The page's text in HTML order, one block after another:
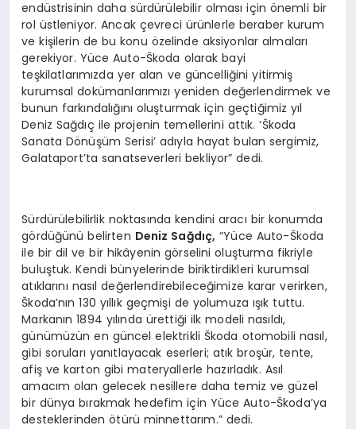
endüstrisinin daha sürdürülebilir olması için önemli bir
rol üstleniyor. Ancak çevreci ürünlerle beraber kurum
ve kişilerin de bu konu özelinde aksiyonlar almaları
gerekiyor. Yüce Auto-Škoda olarak bayi
teşkilatlarımızda yer alan ve güncelliğini yitirmiş
kurumsal dokümanlarımızı yeniden değerlendirmek ve
bunun farkındalığını oluşturmak için geçtiğimiz yıl
Deniz Sağdıç ile projenin temellerini attık. ‘Škoda
Sanata Dönüşüm Serisi’ adıyla hayat bulan sergimiz,
Galataport’ta sanatseverleri bekliyor” dedi.
Sürdürülebilirlik noktasında kendini aracı bir konumda
gördüğünü belirten Deniz Sağdıç, “Yüce Auto-Škoda
ile bir dil ve bir hikâyenin görselini oluşturma fikriyle
buluştuk. Kendi bünyelerinde biriktirdikleri kurumsal
atıklarını nasıl değerlendirebileceğimize karar verirken,
Škoda’nın 130 yıllık geçmişi de yolumuza ışık tuttu.
Markanın 1894 yılında ürettiği ilk modeli nasıldı,
günümüzün en güncel elektrikli Škoda otomobili nasıl,
gibi soruları yanıtlayacak eserleri; atık broşür, tente,
afiş ve karton gibi materyallerle hazırladık. Asıl
amacım olan gelecek nesillere daha temiz ve güzel
bir dünya bırakmak hedefim için Yüce Auto-Škoda’ya
desteklerinden ötürü minnettarım.” dedi.